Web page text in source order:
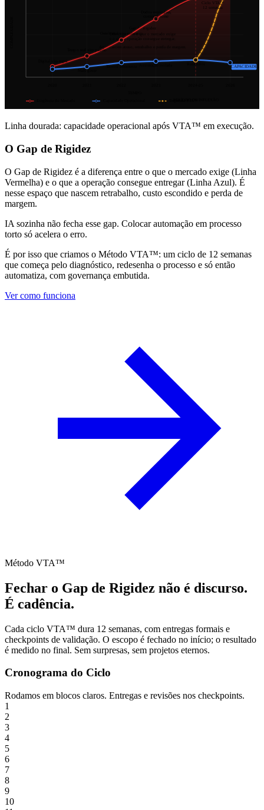
Gap de Rigidez
Diferença entre o que o mercado exige
e o que a operação consegue entregar.
Aqui nascem atraso, retrabalho e perda de margem.
Digital vira regra
Tempo real vira padrão
Omnicanal vira cobrança
Dados explodem,
contexto some
Mais gente
Trocou ferramenta Automação isolada Remendos
Ciclo VTA™
12 semanas
CAPACIDADE
Linha dourada: capacidade operacional após VTA™ em execução.
O Gap de Rigidez
O Gap de Rigidez é a diferença entre o que o mercado exige (Linha
Vermelha) e o que a operação consegue entregar (Linha Azul). É
nesse espaço que nascem retrabalho, custo escondido e perda de
margem.
IA sozinha não fecha esse gap. Colocar automação em processo
torto só acelera o erro.
É por isso que criamos o Método VTA™: um ciclo de 12 semanas
que começa pelo diagnóstico, redesenha o processo e só então
automatiza, com governança embutida.
Ver como funciona
Método VTA™
Fechar o Gap de Rigidez não é discurso.
É cadência.
Cada ciclo VTA™ dura 12 semanas, com entregas formais e
checkpoints de validação. O escopo é fechado no início; o resultado
é medido no final. Sem surpresas, sem projetos eternos.
Cronograma do Ciclo
Rodamos em blocos claros. Entregas e revisões nos checkpoints.
1
2
3
4
5
6
7
8
9
10